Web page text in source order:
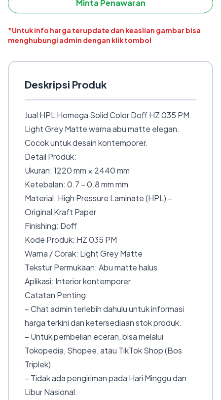
Minta Penawaran
*Untuk info harga terupdate dan keaslian gambar bisa
menghubungi admin dengan klik tombol
Deskripsi Produk
Jual HPL Homega Solid Color Doff HZ 035 PM
Light Grey Matte warna abu matte elegan.
Cocok untuk desain kontemporer.
Detail Produk:
Ukuran: 1220 mm × 2440 mm
Ketebalan: 0.7 – 0.8 mm mm
Material: High Pressure Laminate (HPL) –
Original Kraft Paper
Finishing: Doff
Kode Produk: HZ 035 PM
Warna / Corak: Light Grey Matte
Tekstur Permukaan: Abu matte halus
Aplikasi: Interior kontemporer
Catatan Penting:
– Chat admin terlebih dahulu untuk informasi
harga terkini dan ketersediaan stok produk.
– Untuk pembelian eceran, bisa melalui
Tokopedia, Shopee, atau TikTok Shop (Bos
Triplek).
– Tidak ada pengiriman pada Hari Minggu dan
Libur Nasional.